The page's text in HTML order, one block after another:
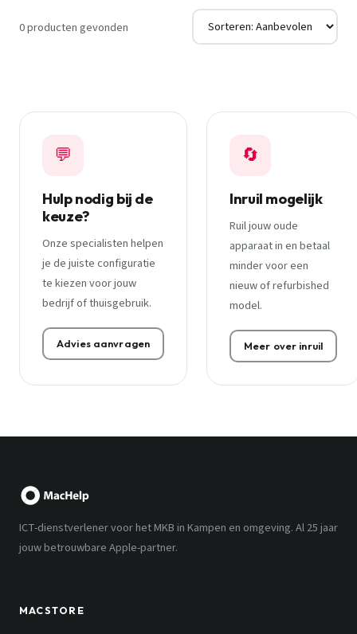
0 producten gevonden
💬
Hulp nodig bij de
keuze?
Onze specialisten helpen
je de juiste configuratie
te kiezen voor jouw
bedrijf of thuisgebruik.
Advies aanvragen
🔄
Inruil mogelijk
Ruil jouw oude
apparaat in en betaal
minder voor een
nieuw of refurbished
model.
Meer over inruil
ICT-dienstverlener voor het MKB in Kampen en omgeving. Al 25 jaar
jouw betrouwbare Apple-partner.
MACSTORE